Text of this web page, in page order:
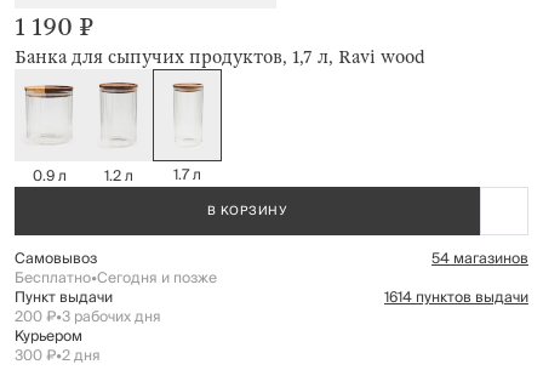
Банка для сыпучих продуктов, 1,7 л, Ravi wood
1 190 ₽
0.9 л 1.2 л 1.7 л
В КОРЗИНУ
Самовывоз 54 магазинов
Бесплатно•Сегодня и позже
Пункт выдачи 1614 пунктов выдачи
200 ₽•3 рабочих дня
Курьером
300 ₽•2 дня